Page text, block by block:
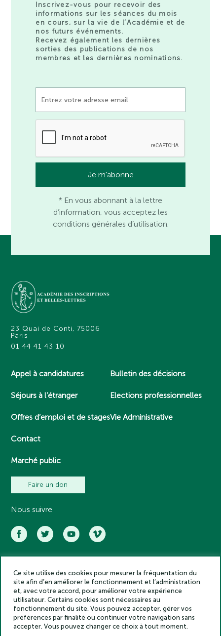
Inscrivez-vous pour recevoir des
informations sur les séances du mois
en cours, sur la vie de l’Académie et de
nos futurs événements.
Recevez également les dernières
sorties des publications de nos
membres et les dernières nominations.
* En vous abonnant à la lettre
d’information, vous acceptez les
conditions générales d’utilisation.
23 Quai de Conti, 75006
Paris
01 44 41 43 10
Appel à candidatures
Séjours à l’étranger
Offres d’emploi et de stages
Contact
Marché public
Bulletin des décisions
Elections professionnelles
Vie Administrative
Faire un don
Nous suivre
Académie des inscriptions et belles lettres – Tous droits réservés
2025
Politique de confidentialité
Mentions légales
Crédits
Gestion des cookies
Ce site utilise des cookies pour mesurer la fréquentation du
site afin d’en améliorer le fonctionnement et l’administration
et, avec votre accord, pour améliorer votre expérience
utilisateur. Certains cookies sont nécessaires au
fonctionnement du site. Vous pouvez accepter, gérer vos
préférences par finalité ou continuer votre navigation sans
accepter. Vous pouvez changer ce choix à tout moment.